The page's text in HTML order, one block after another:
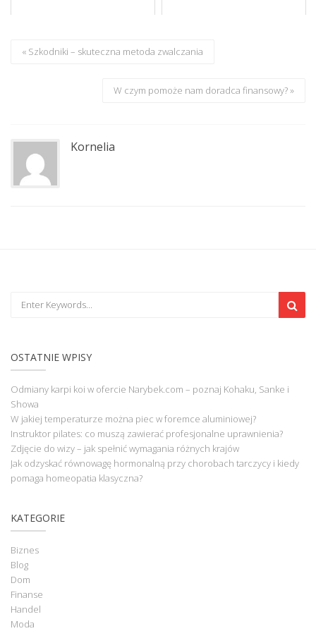
« Szkodniki – skuteczna metoda zwalczania
W czym pomoże nam doradca finansowy? »
Kornelia
OSTATNIE WPISY
Odmiany karpi koi w ofercie Narybek.com – poznaj Kohaku, Sanke i
Showa
W jakiej temperaturze można piec w foremce aluminiowej?
Instruktor pilates: co muszą zawierać profesjonalne uprawnienia?
Zdjęcie do wizy – jak spełnić wymagania różnych krajów
Jak odzyskać równowagę hormonalną przy chorobach tarczycy i kiedy
pomaga homeopatia klasyczna?
KATEGORIE
Biznes
Blog
Dom
Finanse
Handel
Moda